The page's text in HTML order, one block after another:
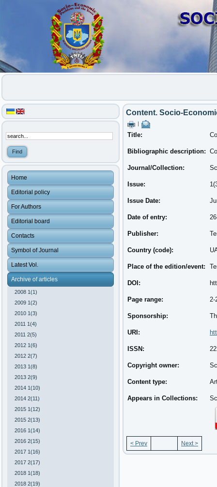
Home
Editorial policy
For Authors
Editorial board
Contacts
Symbol of Journal
Latest Vol.
Archive of articles
2008 1(1)
2009 1(2)
2010 1(3)
2011 1(4)
2011 2(5)
2012 1(6)
2012 2(7)
2013 1(8)
2013 2(9)
2014 1(10)
2014 2(11)
2015 1(12)
2015 2(13)
2016 1(14)
2016 2(15)
2017 1(16)
2017 2(17)
2018 1(18)
2018 2(19)
Content. Socio-
Title:
Bibliographic description:
Journal/Collection:
Issue:
Issue Date:
Date of entry:
Publisher:
Country (code):
Place of the edition/event:
DOI:
Page range: 2-
Sponsorship:
URI:
ISSN:
Copyright owner:
Content type:
Appears in Collections:
< Prev Next >